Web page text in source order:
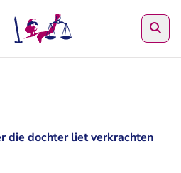
die dochter liet verkrachten